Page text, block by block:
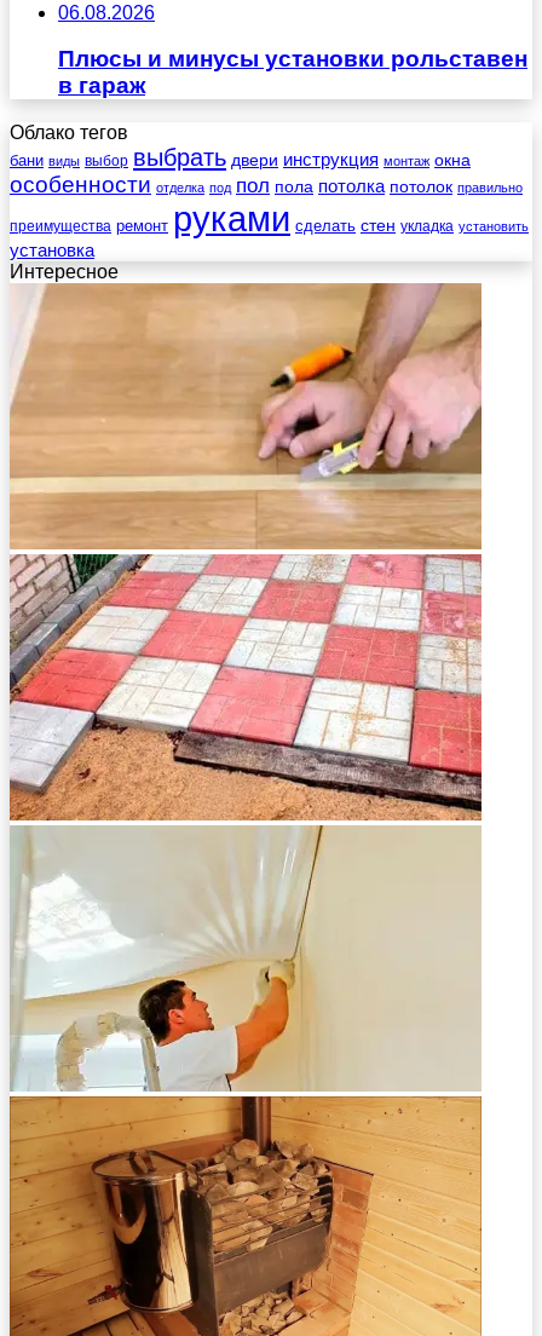
06.08.2026
Плюсы и минусы установки рольставен
в гараж
Облако тегов
бани виды выбор выбрать двери инструкция монтаж окна
особенности отделка под пол пола потолка потолок правильно
преимущества ремонт руками сделать стен укладка установить
установка
Интересное